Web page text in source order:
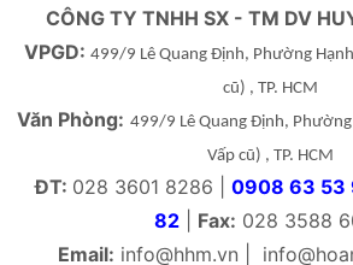
CÔNG TY TNHH SX - TM DV
VPGD: 499/9 Lê Quang Định, Phường
cũ) , TP. HCM
Văn Phòng: 499/9 Lê Quang Định,
Vấp cũ) , TP. HCM
ĐT: 028 3601 8286 | 0908 63 53
82| Fax: 028 3588
Email: info@hhm.vn